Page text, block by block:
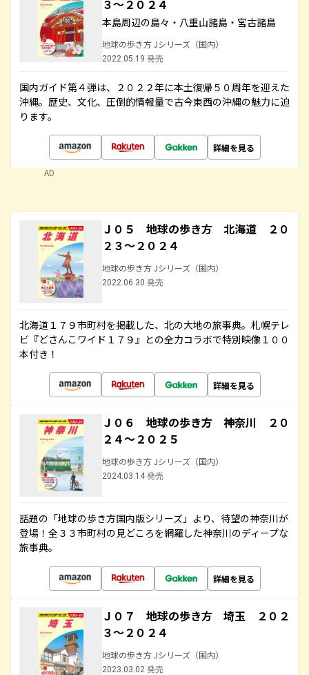
３～２０２４
本島周辺の島々・八重山諸島・宮古諸島
地球の歩き方 Jシリーズ（国内）
2022.05.19 発売
国内ガイド第４弾は、２０２２年に本土復帰５０周年を迎えた
沖縄。歴史、文化、圧倒的情報量で古今東西の沖縄の魅力に迫
ります。
詳細を見る
AD
Ｊ０５ 地球の歩き方 北海道 ２０
２３～２０２４
地球の歩き方 Jシリーズ（国内）
2022.06.30 発売
北海道１７９市町村を掲載した、北の大地の旅事典。札幌テレ
ビ『どさんこワイド１７９』との全力コラボで特別映像１００
本付き！
詳細を見る
Ｊ０６ 地球の歩き方 神奈川 ２０
２４～２０２５
地球の歩き方 Jシリーズ（国内）
2024.03.14 発売
話題の「地球の歩き方国内版シリーズ」より、待望の神奈川が
登場！全３３市町村の見どころを網羅した神奈川のディープな
旅事典。
詳細を見る
Ｊ０７ 地球の歩き方 埼玉 ２０２
３～２０２４
地球の歩き方 Jシリーズ（国内）
2023.03.02 発売